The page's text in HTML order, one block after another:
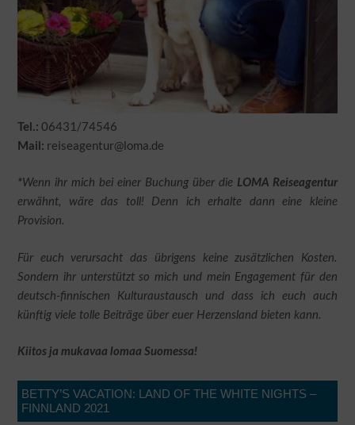
Tel.: 06431/74546
Mail: reiseagentur@loma.de
*Wenn ihr mich bei einer Buchung über die LOMA Reiseagentur
erwähnt, wäre das toll! Denn ich erhalte dann eine kleine
Provision.
Für euch verursacht das übrigens keine zusätzlichen Kosten.
Sondern ihr unterstützt so mich und mein Engagement für den
deutsch-finnischen Kulturaustausch und dass ich euch auch
künftig viele tolle Beiträge über euer Herzensland bieten kann.
Kiitos ja mukavaa lomaa Suomessa!
BETTY’S VACATION: LAND OF THE WHITE NIGHTS –
FINNLAND 2021